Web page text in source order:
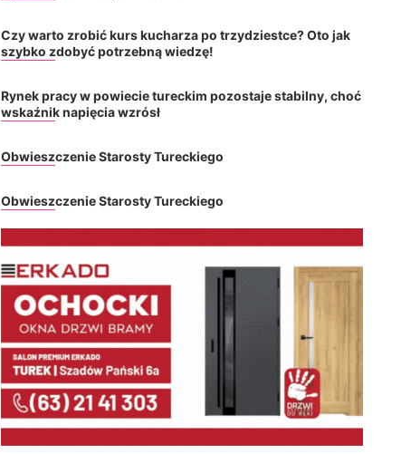
Czy warto zrobić kurs kucharza po trzydziestce? Oto jak
szybko zdobyć potrzebną wiedzę!
Rynek pracy w powiecie tureckim pozostaje stabilny, choć
wskaźnik napięcia wzrósł
Obwieszczenie Starosty Tureckiego
Obwieszczenie Starosty Tureckiego